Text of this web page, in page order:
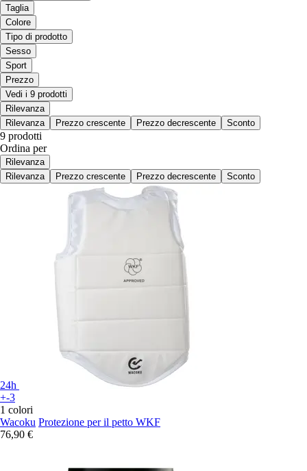
Taglia
Colore
Tipo di prodotto
Sesso
Sport
Prezzo
Vedi i 9 prodotti
Rilevanza
Rilevanza
Prezzo crescente Prezzo decrescente Sconto
9 prodotti
Ordina per
Rilevanza
Rilevanza
Prezzo crescente Prezzo decrescente Sconto
24h
+-3
1 colori
Wacoku Protezione per il petto WKF
76,90 €